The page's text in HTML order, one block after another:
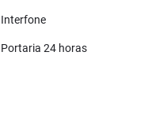
Interfone
Portaria 24 horas